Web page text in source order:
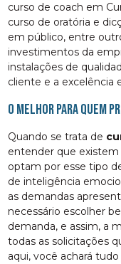
curso de coach em
curso de oratória e
em público, entre
investimentos da
instalações de
cliente e a excelência
O melhor para quem
Quando se trata de
entender que existem
optam por esse tipo
de inteligência
as demandas
necessário escolher
demanda, e assim, a
todas as solicitações
aqui, você achará